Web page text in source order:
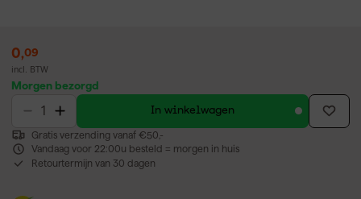
0,09
incl. BTW
Morgen bezorgd
In winkelwagen
Gratis verzending vanaf €50,-
Vandaag voor 22:00u besteld = morgen in huis
Retourtermijn van 30 dagen